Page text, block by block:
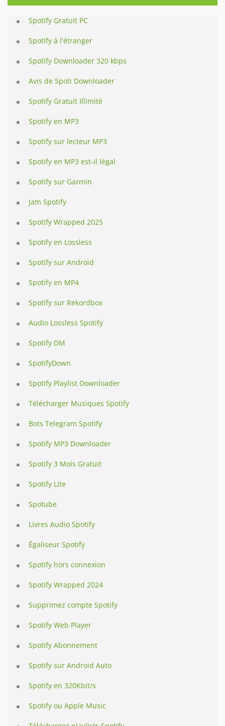
Spotify Gratuit PC
Spotify à l'étranger
Spotify Downloader 320 kbps
Avis de Spoti Downloader
Spotify Gratuit Illimité
Spotify en MP3
Spotify sur lecteur MP3
Spotify en MP3 est-il légal
Spotify sur Garmin
Jam Spotify
Spotify Wrapped 2025
Spotify en Lossless
Spotify sur Android
Spotify en MP4
Spotify sur Rekordbox
Audio Lossless Spotify
Spotify DM
SpotifyDown
Spotify Playlist Downloader
Télécharger Musiques Spotify
Bots Telegram Spotify
Spotify MP3 Downloader
Spotify 3 Mois Gratuit
Spotify Lite
Spotube
Livres Audio Spotify
Égaliseur Spotify
Spotify hors connexion
Spotify Wrapped 2024
Supprimez compte Spotify
Spotify Web Player
Spotify Abonnement
Spotify sur Android Auto
Spotify en 320Kbit/s
Spotify ou Apple Music